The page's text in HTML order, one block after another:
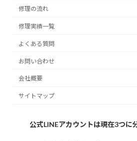
修理の流れ
修理実績一覧
よくある質問
お問い合わせ
会社概要
サイトマップ
公式LINEアカウントは現在3つに